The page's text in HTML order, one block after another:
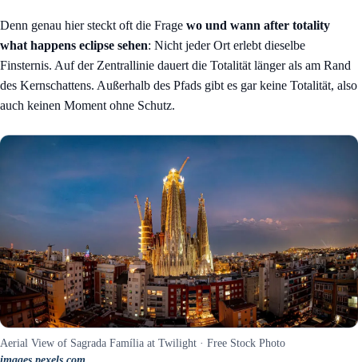
Denn genau hier steckt oft die Frage wo und wann after totality
what happens eclipse sehen: Nicht jeder Ort erlebt dieselbe
Finsternis. Auf der Zentrallinie dauert die Totalität länger als am Rand
des Kernschattens. Außerhalb des Pfads gibt es gar keine Totalität, also
auch keinen Moment ohne Schutz.
Aerial View of Sagrada Família at Twilight · Free Stock Photo